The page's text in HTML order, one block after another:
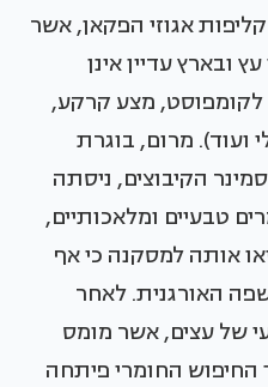
אגוזי הפקאן, אשר
ובארץ עדיין אינן
מצע קרקע,
ועוד). מרום, בוגרת
הקיבוצים, ניסתה
טבעיים ומלאכותיים,
אותה למסקנה כי אף
האורגנית. לאחר
של עצים, אשר מומס
החיפוש החומרי פיתחה